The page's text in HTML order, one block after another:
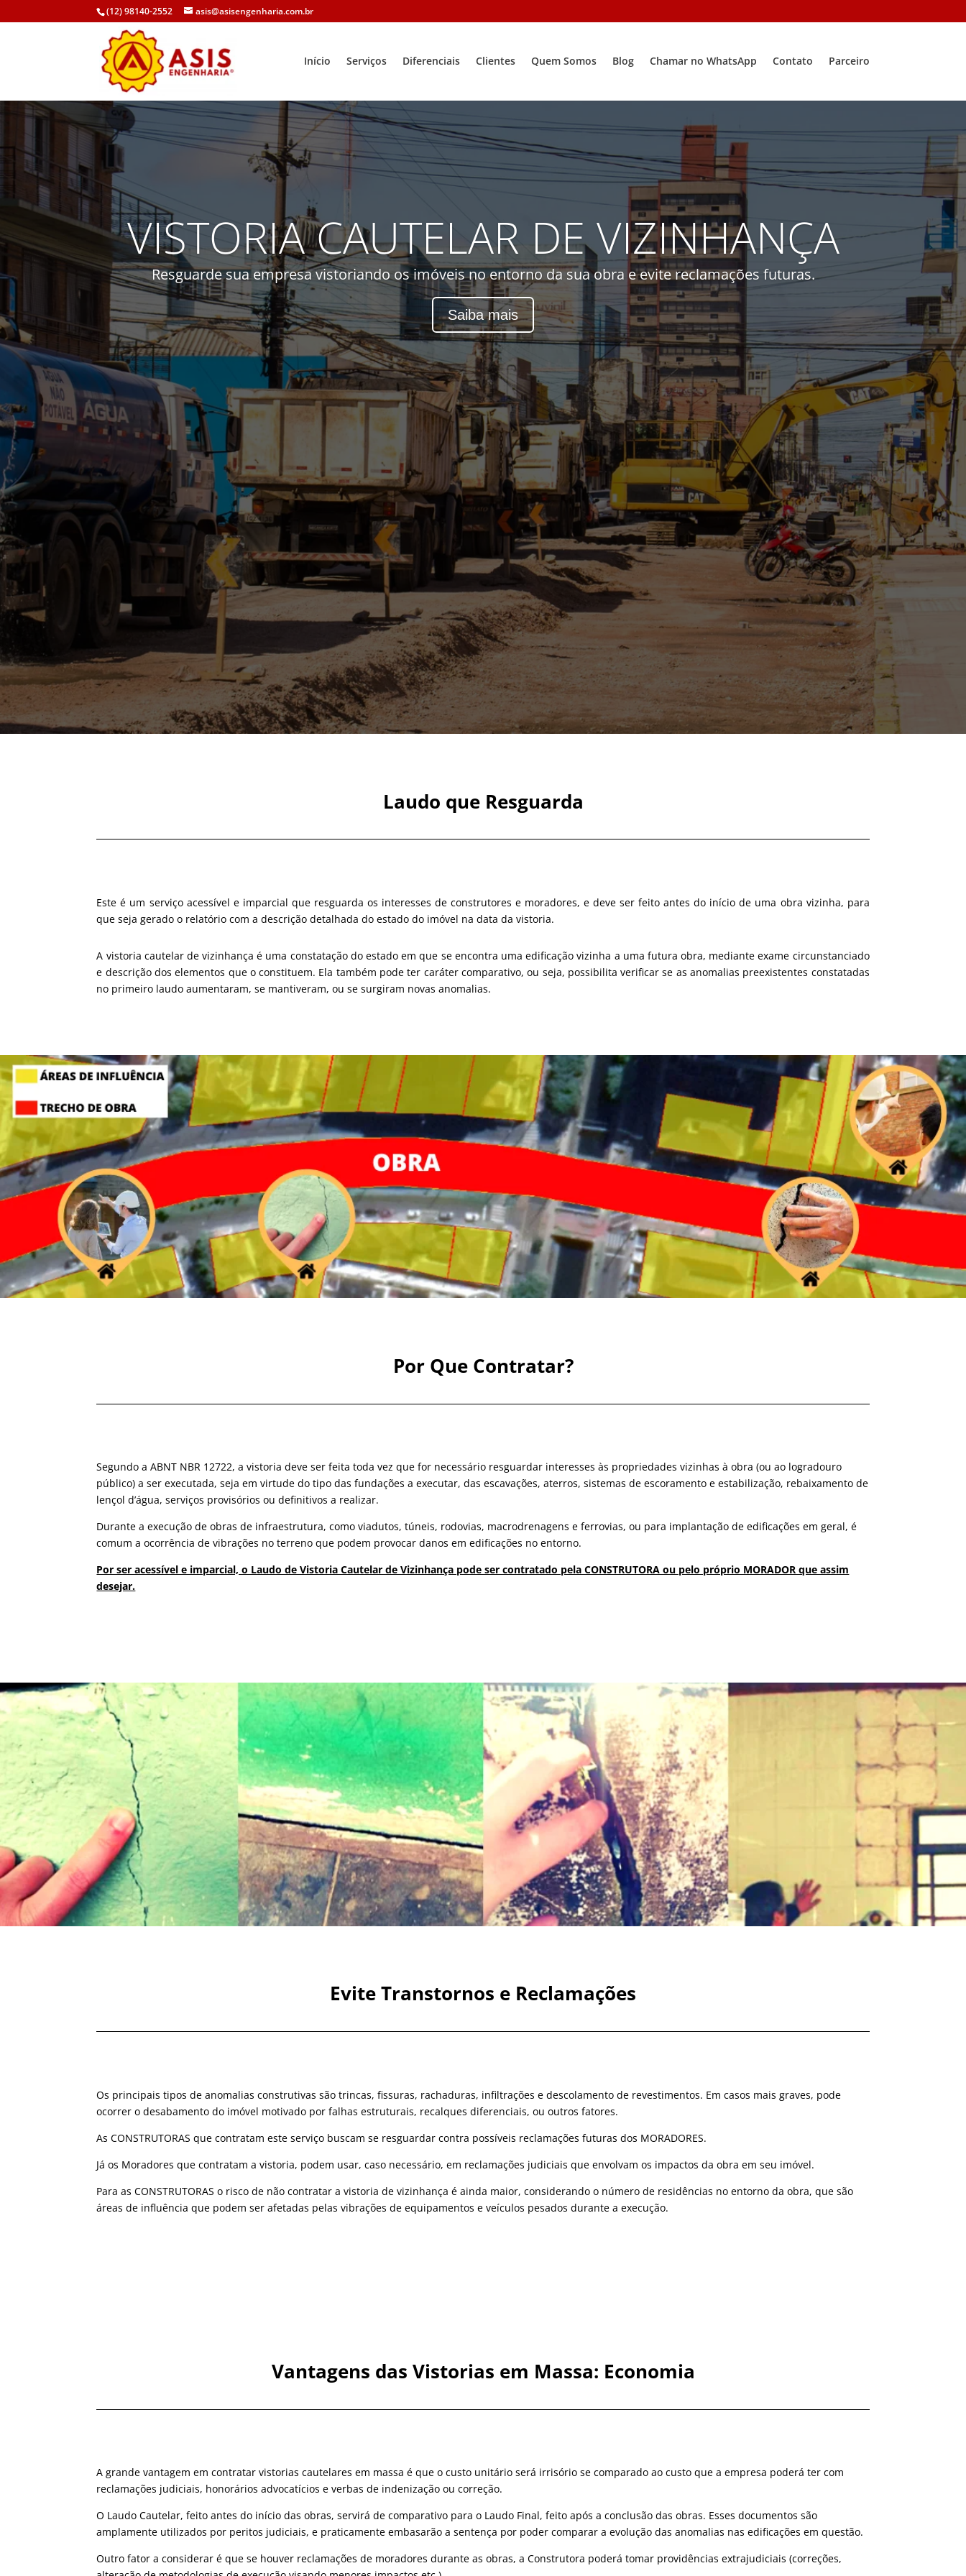
(12) 98140-2552 asis@asisengenharia.com.br
Início Serviços Diferenciais Clientes Quem Somos Blog Chamar no WhatsApp Contato Parceiro
VISTORIA CAUTELAR DE VIZINHANÇA
Resguarde sua empresa vistoriando os imóveis no entorno da sua obra e evite reclamações futuras.
Saiba mais
Laudo que Resguarda
Este é um serviço acessível e imparcial que resguarda os interesses de construtores e moradores, e deve ser feito antes do início de uma obra vizinha, para
que seja gerado o relatório com a descrição detalhada do estado do imóvel na data da vistoria.
A vistoria cautelar de vizinhança é uma constatação do estado em que se encontra uma edificação vizinha a uma futura obra, mediante exame circunstanciado
e descrição dos elementos que o constituem. Ela também pode ter caráter comparativo, ou seja, possibilita verificar se as anomalias preexistentes constatadas
no primeiro laudo aumentaram, se mantiveram, ou se surgiram novas anomalias.
Por Que Contratar?
Segundo a ABNT NBR 12722, a vistoria deve ser feita toda vez que for necessário resguardar interesses às propriedades vizinhas à obra (ou ao logradouro
público) a ser executada, seja em virtude do tipo das fundações a executar, das escavações, aterros, sistemas de escoramento e estabilização, rebaixamento de
lençol d’água, serviços provisórios ou definitivos a realizar.
Durante a execução de obras de infraestrutura, como viadutos, túneis, rodovias, macrodrenagens e ferrovias, ou para implantação de edificações em geral, é
comum a ocorrência de vibrações no terreno que podem provocar danos em edificações no entorno.
Por ser acessível e imparcial, o Laudo de Vistoria Cautelar de Vizinhança pode ser contratado pela CONSTRUTORA ou pelo próprio MORADOR que assim
desejar.
Evite Transtornos e Reclamações
Os principais tipos de anomalias construtivas são trincas, fissuras, rachaduras, infiltrações e descolamento de revestimentos. Em casos mais graves, pode
ocorrer o desabamento do imóvel motivado por falhas estruturais, recalques diferenciais, ou outros fatores.
As CONSTRUTORAS que contratam este serviço buscam se resguardar contra possíveis reclamações futuras dos MORADORES.
Já os Moradores que contratam a vistoria, podem usar, caso necessário, em reclamações judiciais que envolvam os impactos da obra em seu imóvel.
Para as CONSTRUTORAS o risco de não contratar a vistoria de vizinhança é ainda maior, considerando o número de residências no entorno da obra, que são
áreas de influência que podem ser afetadas pelas vibrações de equipamentos e veículos pesados durante a execução.
Vantagens das Vistorias em Massa: Economia
A grande vantagem em contratar vistorias cautelares em massa é que o custo unitário será irrisório se comparado ao custo que a empresa poderá ter com
reclamações judiciais, honorários advocatícios e verbas de indenização ou correção.
O Laudo Cautelar, feito antes do início das obras, servirá de comparativo para o Laudo Final, feito após a conclusão das obras. Esses documentos são
amplamente utilizados por peritos judiciais, e praticamente embasarão a sentença por poder comparar a evolução das anomalias nas edificações em questão.
Outro fator a considerar é que se houver reclamações de moradores durante as obras, a Construtora poderá tomar providências extrajudiciais (correções,